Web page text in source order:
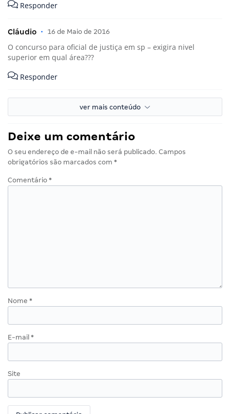
Responder
Cláudio • 16 de Maio de 2016
O concurso para oficial de justiça em sp – exigira nivel
superior em qual área???
Responder
ver mais conteúdo
Deixe um comentário
O seu endereço de e-mail não será publicado. Campos
obrigatórios são marcados com *
Comentário *
Nome *
E-mail *
Site